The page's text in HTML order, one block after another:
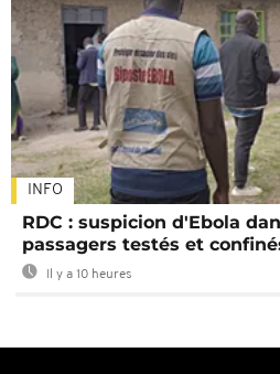
INFO
RDC : suspicion d'Ebola
passagers testés et
Il y a 10 heures